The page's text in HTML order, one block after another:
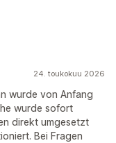
24. toukokuu 2026
wurde von Anfang
wurde sofort
direkt umgesetzt
Bei Fragen